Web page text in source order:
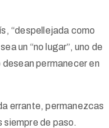
“despellejada como
un “no lugar”, uno de
permanecer en
errante, permanezcas
siempre de paso.